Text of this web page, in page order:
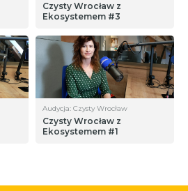
Czysty Wrocław z
Ekosystemem #3
Audycja: Czysty Wrocław
Czysty Wrocław z
Ekosystemem #1